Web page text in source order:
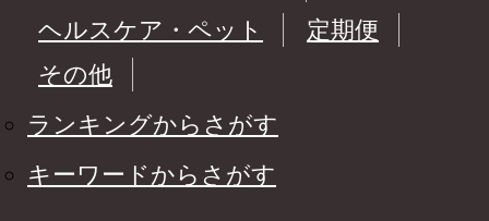
ヘルスケア・ペット
定期便
その他
ランキングからさがす
キーワードからさがす